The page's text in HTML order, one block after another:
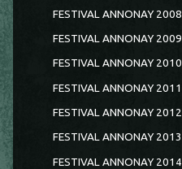
FESTIVAL ANNONAY 2008
FESTIVAL ANNONAY 2009
FESTIVAL ANNONAY 2010
FESTIVAL ANNONAY 2011
FESTIVAL ANNONAY 2012
FESTIVAL ANNONAY 2013
FESTIVAL ANNONAY 2014